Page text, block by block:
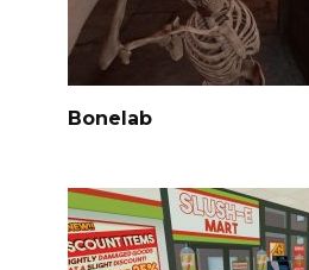
Bonelab